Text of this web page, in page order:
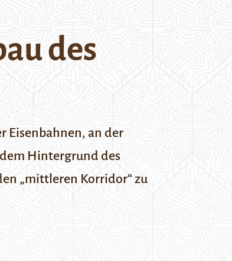
des
Eisenbahnen, an der
Hintergrund des
„mittleren Korridor“ zu